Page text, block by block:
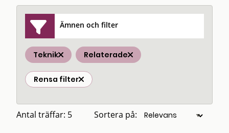
Ämnen och filter
Teknik Relaterade
Rensa filter
Antal träffar: 5 Sortera på: